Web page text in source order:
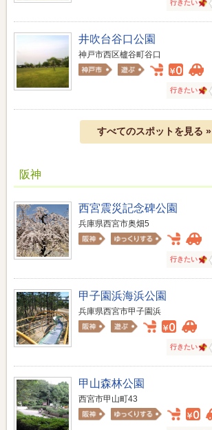
行きたい
井吹台谷口公園
神戸市西区櫨谷町谷口
行きたい
すべてのスポットを見る »
阪神
西宮震災記念碑公園
兵庫県西宮市奥畑5
行きたい
甲子園浜海浜公園
兵庫県西宮市甲子園浜
行きたい
甲山森林公園
西宮市甲山町43